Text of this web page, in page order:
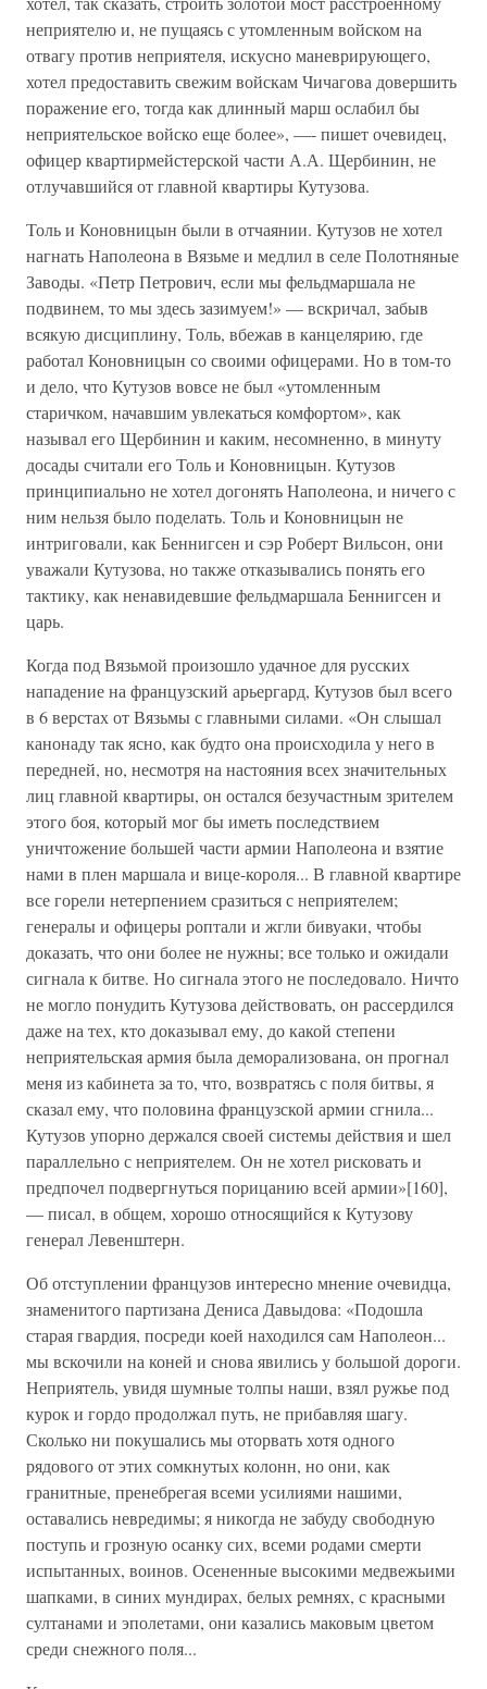
неприятелю и, не пущаясь с утомленным войском на
отвагу против неприятеля, искусно маневрирующего,
хотел предоставить свежим войскам Чичагова довершить
поражение его, тогда как длинный марш ослабил бы
неприятельское войско еще более», —- пишет очевидец,
офицер квартирмейстерской части А.А. Щербинин, не
отлучавшийся от главной квартиры Кутузова.
Толь и Коновницын были в отчаянии. Кутузов не хотел
нагнать Наполеона в Вязьме и медлил в селе Полотняные
Заводы. «Петр Петрович, если мы фельдмаршала не
подвинем, то мы здесь зазимуем!» — вскричал, забыв
всякую дисциплину, Толь, вбежав в канцелярию, где
работал Коновницын со своими офицерами. Но в том-то
и дело, что Кутузов вовсе не был «утомленным
старичком, начавшим увлекаться комфортом», как
называл его Щербинин и каким, несомненно, в минуту
досады считали его Толь и Коновницын. Кутузов
принципиально не хотел догонять Наполеона, и ничего с
ним нельзя было поделать. Толь и Коновницын не
интриговали, как Беннигсен и сэр Роберт Вильсон, они
уважали Кутузова, но также отказывались понять его
тактику, как ненавидевшие фельдмаршала Беннигсен и
царь.
Когда под Вязьмой произошло удачное для русских
нападение на французский арьергард, Кутузов был всего
в 6 верстах от Вязьмы с главными силами. «Он слышал
канонаду так ясно, как будто она происходила у него в
передней, но, несмотря на настояния всех значительных
лиц главной квартиры, он остался безучастным зрителем
этого боя, который мог бы иметь последствием
уничтожение большей части армии Наполеона и взятие
нами в плен маршала и вице-короля... В главной квартире
все горели нетерпением сразиться с неприятелем;
генералы и офицеры роптали и жгли бивуаки, чтобы
доказать, что они более не нужны; все только и ожидали
сигнала к битве. Но сигнала этого не последовало. Ничто
не могло понудить Кутузова действовать, он рассердился
даже на тех, кто доказывал ему, до какой степени
неприятельская армия была деморализована, он прогнал
меня из кабинета за то, что, возвратясь с поля битвы, я
сказал ему, что половина французской армии сгнила...
Кутузов упорно держался своей системы действия и шел
параллельно с неприятелем. Он не хотел рисковать и
предпочел подвергнуться порицанию всей армии»[160],
— писал, в общем, хорошо относящийся к Кутузову
генерал Левенштерн.
Об отступлении французов интересно мнение очевидца,
знаменитого партизана Дениса Давыдова: «Подошла
старая гвардия, посреди коей находился сам Наполеон...
мы вскочили на коней и снова явились у большой дороги.
Неприятель, увидя шумные толпы наши, взял ружье под
курок и гордо продолжал путь, не прибавляя шагу.
Сколько ни покушались мы оторвать хотя одного
рядового от этих сомкнутых колонн, но они, как
гранитные, пренебрегая всеми усилиями нашими,
оставались невредимы; я никогда не забуду свободную
поступь и грозную осанку сих, всеми родами смерти
испытанных, воинов. Осененные высокими медвежьими
шапками, в синих мундирах, белых ремнях, с красными
султанами и эполетами, они казались маковым цветом
среди снежного поля...